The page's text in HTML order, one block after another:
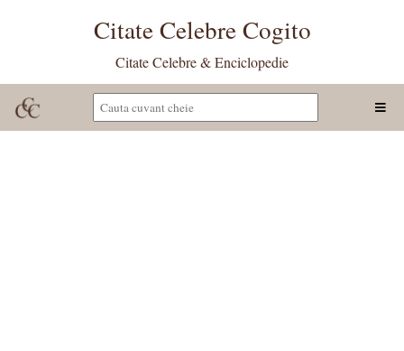
Citate Celebre Cogito
Citate Celebre & Enciclopedie